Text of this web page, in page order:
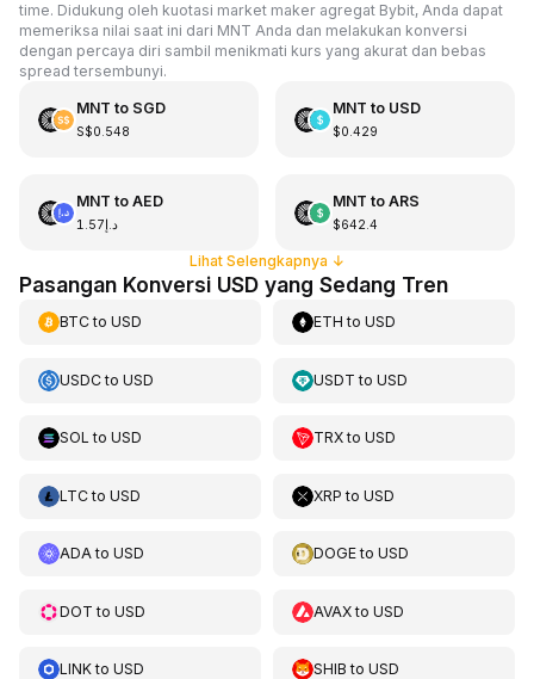
time. Didukung oleh kuotasi market maker agregat Bybit, Anda dapat
memeriksa nilai saat ini dari MNT Anda dan melakukan konversi
dengan percaya diri sambil menikmati kurs yang akurat dan bebas
spread tersembunyi.
MNT to SGD
S$0.548
MNT to USD
$0.429
MNT to AED
د.إ1.57
MNT to ARS
$642.4
Lihat Selengkapnya ↓
Pasangan Konversi USD yang Sedang Tren
BTCto USD ETH toUSD
USDCto USD USDT toUSD
SOL to USD TRXtoUSD
LTCto USD XRP toUSD
ADAto USD DOGEtoUSD
DOT to USD AVAXtoUSD
LINKto USD SHIB toUSD